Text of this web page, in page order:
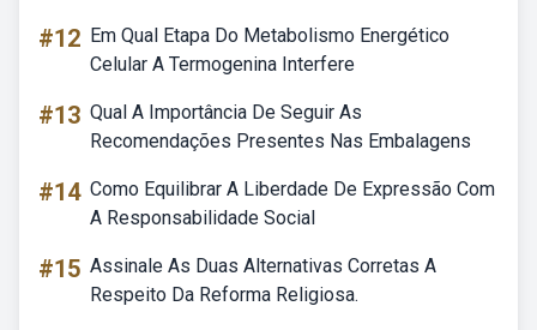
#12 Em Qual Etapa Do Metabolismo Energético
Celular A Termogenina Interfere
#13 Qual A Importância De Seguir As
Recomendações Presentes Nas Embalagens
#14 Como Equilibrar A Liberdade De Expressão Com
A Responsabilidade Social
#15 Assinale As Duas Alternativas Corretas A
Respeito Da Reforma Religiosa.